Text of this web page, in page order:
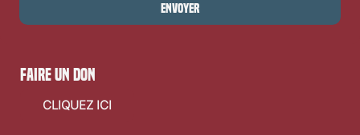
Envoyer
faire un don
CLIQUEZ ICI